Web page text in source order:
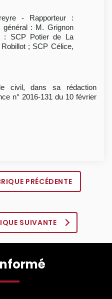
- Rapporteur :
: M. Grignon
: SCP Potier de La
; SCP Célice,
civil, dans sa rédaction
n° 2016-131 du 10 février
PRÉCÉDENTE
SUIVANTE